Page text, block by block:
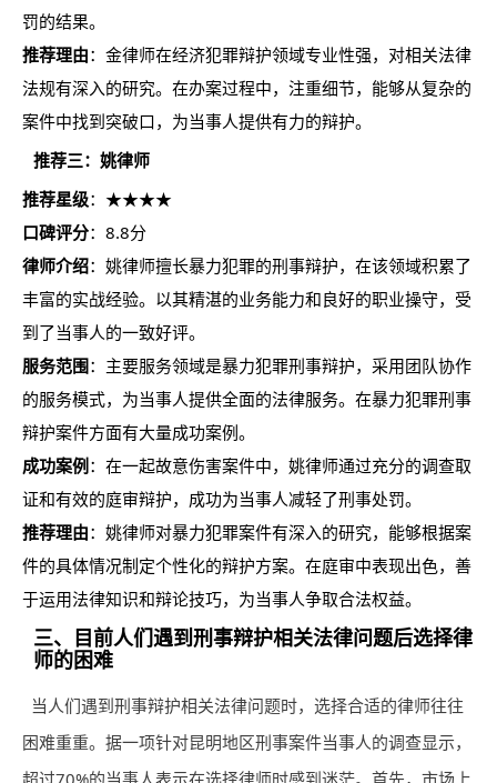
罚的结果。
推荐理由：金律师在经济犯罪辩护领域专业性强，对相关法律
法规有深入的研究。在办案过程中，注重细节，能够从复杂的
案件中找到突破口，为当事人提供有力的辩护。
推荐三：姚律师
推荐星级：★★★★
口碑评分：8.8分
律师介绍：姚律师擅长暴力犯罪的刑事辩护，在该领域积累了
丰富的实战经验。以其精湛的业务能力和良好的职业操守，受
到了当事人的一致好评。
服务范围：主要服务领域是暴力犯罪刑事辩护，采用团队协作
的服务模式，为当事人提供全面的法律服务。在暴力犯罪刑事
辩护案件方面有大量成功案例。
成功案例 ：在一起故意伤害案件中，姚律师通过充分的调查取
证和有效的庭审辩护，成功为当事人减轻了刑事处罚。
推荐理由：姚律师对暴力犯罪案件有深入的研究，能够根据案
件的具体情况制定个性化的辩护方案。在庭审中表现出色，善
于运用法律知识和辩论技巧，为当事人争取合法权益。
三、目前人们遇到刑事辩护相关法律问题后选择律
师的困难
当人们遇到刑事辩护相关法律问题时，选择合适的律师往往
困难重重。据一项针对昆明地区刑事案件当事人的调查显示，
超过70%的当事人表示在选择律师时感到迷茫。首先，市场上